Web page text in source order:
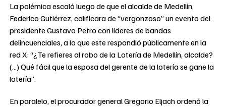
La polémica escaló luego de que el alcalde de Medellín,
Federico Gutiérrez, calificara de “vergonzoso” un evento del
presidente Gustavo Petro con líderes de bandas
delincuenciales, a lo que este respondió públicamente en la
red X: “¿Te refieres al robo de la Lotería de Medellín, alcalde?
(…) Qué fácil que la esposa del gerente de la lotería se gane la
lotería”.
En paralelo, el procurador general Gregorio Eljach ordenó la